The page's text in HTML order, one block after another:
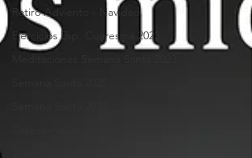
Retiro Adviento - Navidad
Ejercicios Esp. Cuaresma 2023